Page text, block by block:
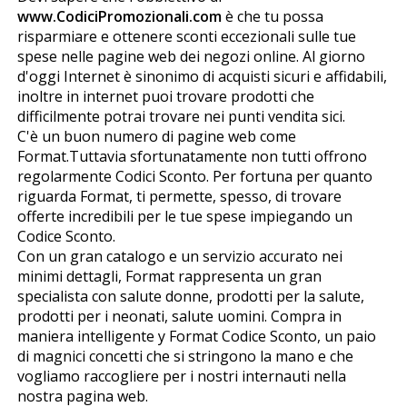
www.CodiciPromozionali.comè che tu possa
risparmiare e ottenere sconti eccezionali sulle tue
spese nelle pagine web dei negozi online. Al giorno
d'oggi Internet è sinonimo di acquisti sicuri e affidabili,
inoltre in internet puoi trovare prodotti che
difficilmente potrai trovare nei punti vendita fisici.
C'è un buon numero di pagine web come
Formafit.Tuttavia sfortunatamente non tutti offrono
regolarmente Codici Sconto. Per fortuna per quanto
riguarda Formafit, ti permette, spesso, di trovare
offerte incredibili per le tue spese impiegando un
Codice Sconto.
Con un gran catalogo e un servizio accurato nei
minimi dettagli, Formafit rappresenta un gran
specialista con salute donne, prodotti per la salute,
prodotti per i neonati, salute uomini. Compra in
maniera intelligente y Formafit Codice Sconto, un paio
di magnifici concetti che si stringono la mano e che
vogliamo raccogliere per i nostri internauti nella
nostra pagina web.